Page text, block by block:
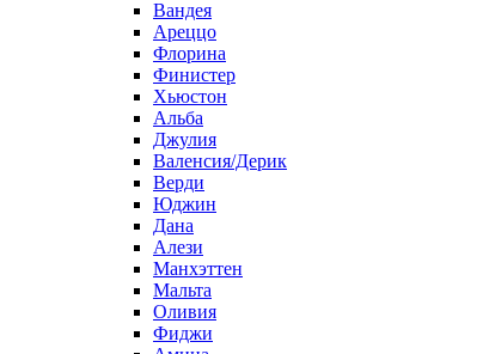
Вандея
Ареццо
Флорина
Финистер
Хьюстон
Альба
Джулия
Валенсия/Дерик
Верди
Юджин
Дана
Алези
Манхэттен
Мальта
Оливия
Фиджи